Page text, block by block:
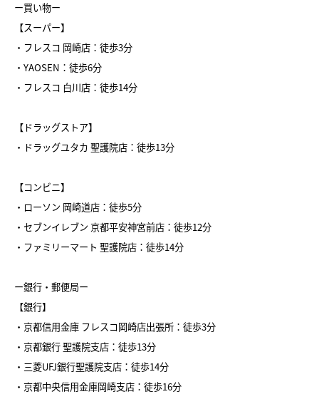
ー買い物ー
【スーパー】
・フレスコ 岡崎店：徒歩3分
・YAOSEN：徒歩6分
・フレスコ 白川店：徒歩14分
【ドラッグストア】
・ドラッグユタカ 聖護院店：徒歩13分
【コンビニ】
・ローソン 岡崎道店：徒歩5分
・セブンイレブン 京都平安神宮前店：徒歩12分
・ファミリーマート 聖護院店：徒歩14分
ー銀行・郵便局ー
【銀行】
・京都信用金庫 フレスコ岡崎店出張所：徒歩3分
・京都銀行 聖護院支店：徒歩13分
・三菱UFJ銀行聖護院支店：徒歩14分
・京都中央信用金庫岡崎支店：徒歩16分